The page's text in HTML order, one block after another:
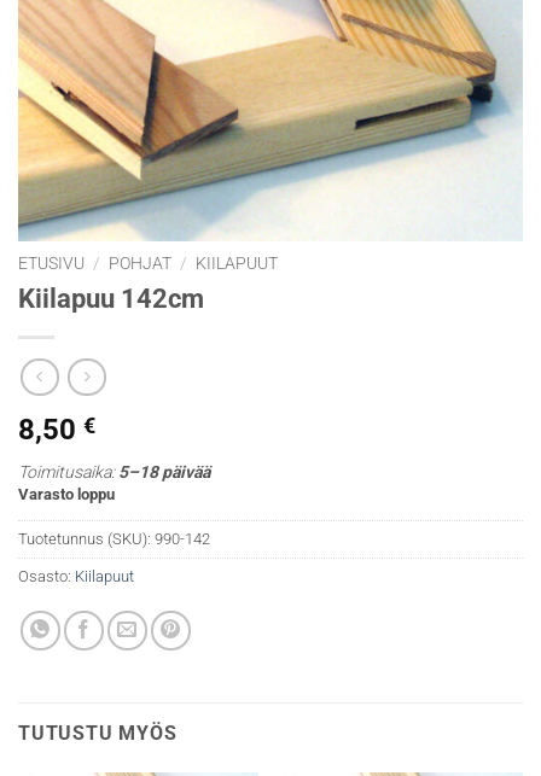
ETUSIVU / POHJAT / KIILAPUUT
Kiilapuu 142cm
8,50 €
Toimitusaika:5–18 päivää
Varasto loppu
Tuotetunnus (SKU): 990-142
Osasto: Kiilapuut
TUTUSTU MYÖS